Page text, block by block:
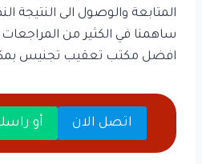
المتابعة والوصول الى النتيجة
ساهمنا في الكثير من
افضل مكتب تعقيب تجنيس
اتصل الان أو